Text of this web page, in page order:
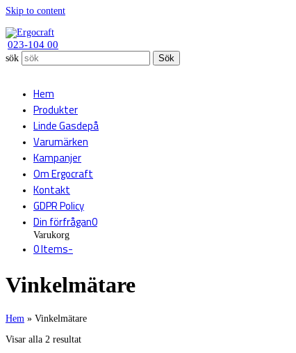
Skip to content
023-104 00
sök Sök
Hem
Produkter
Linde Gasdepå
Varumärken
Kampanjer
Om Ergocraft
Kontakt
GDPR Policy
Din förfrågan0
Varukorg
0 Items-
Vinkelmätare
Hem » Vinkelmätare
Visar alla 2 resultat